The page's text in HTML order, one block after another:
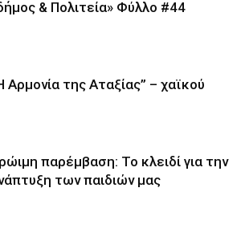
& Πολιτεία» Φύλλο #44
Αρμονία της Αταξίας” – χαϊκού
παρέμβαση: Το κλειδί για την
των παιδιών µας